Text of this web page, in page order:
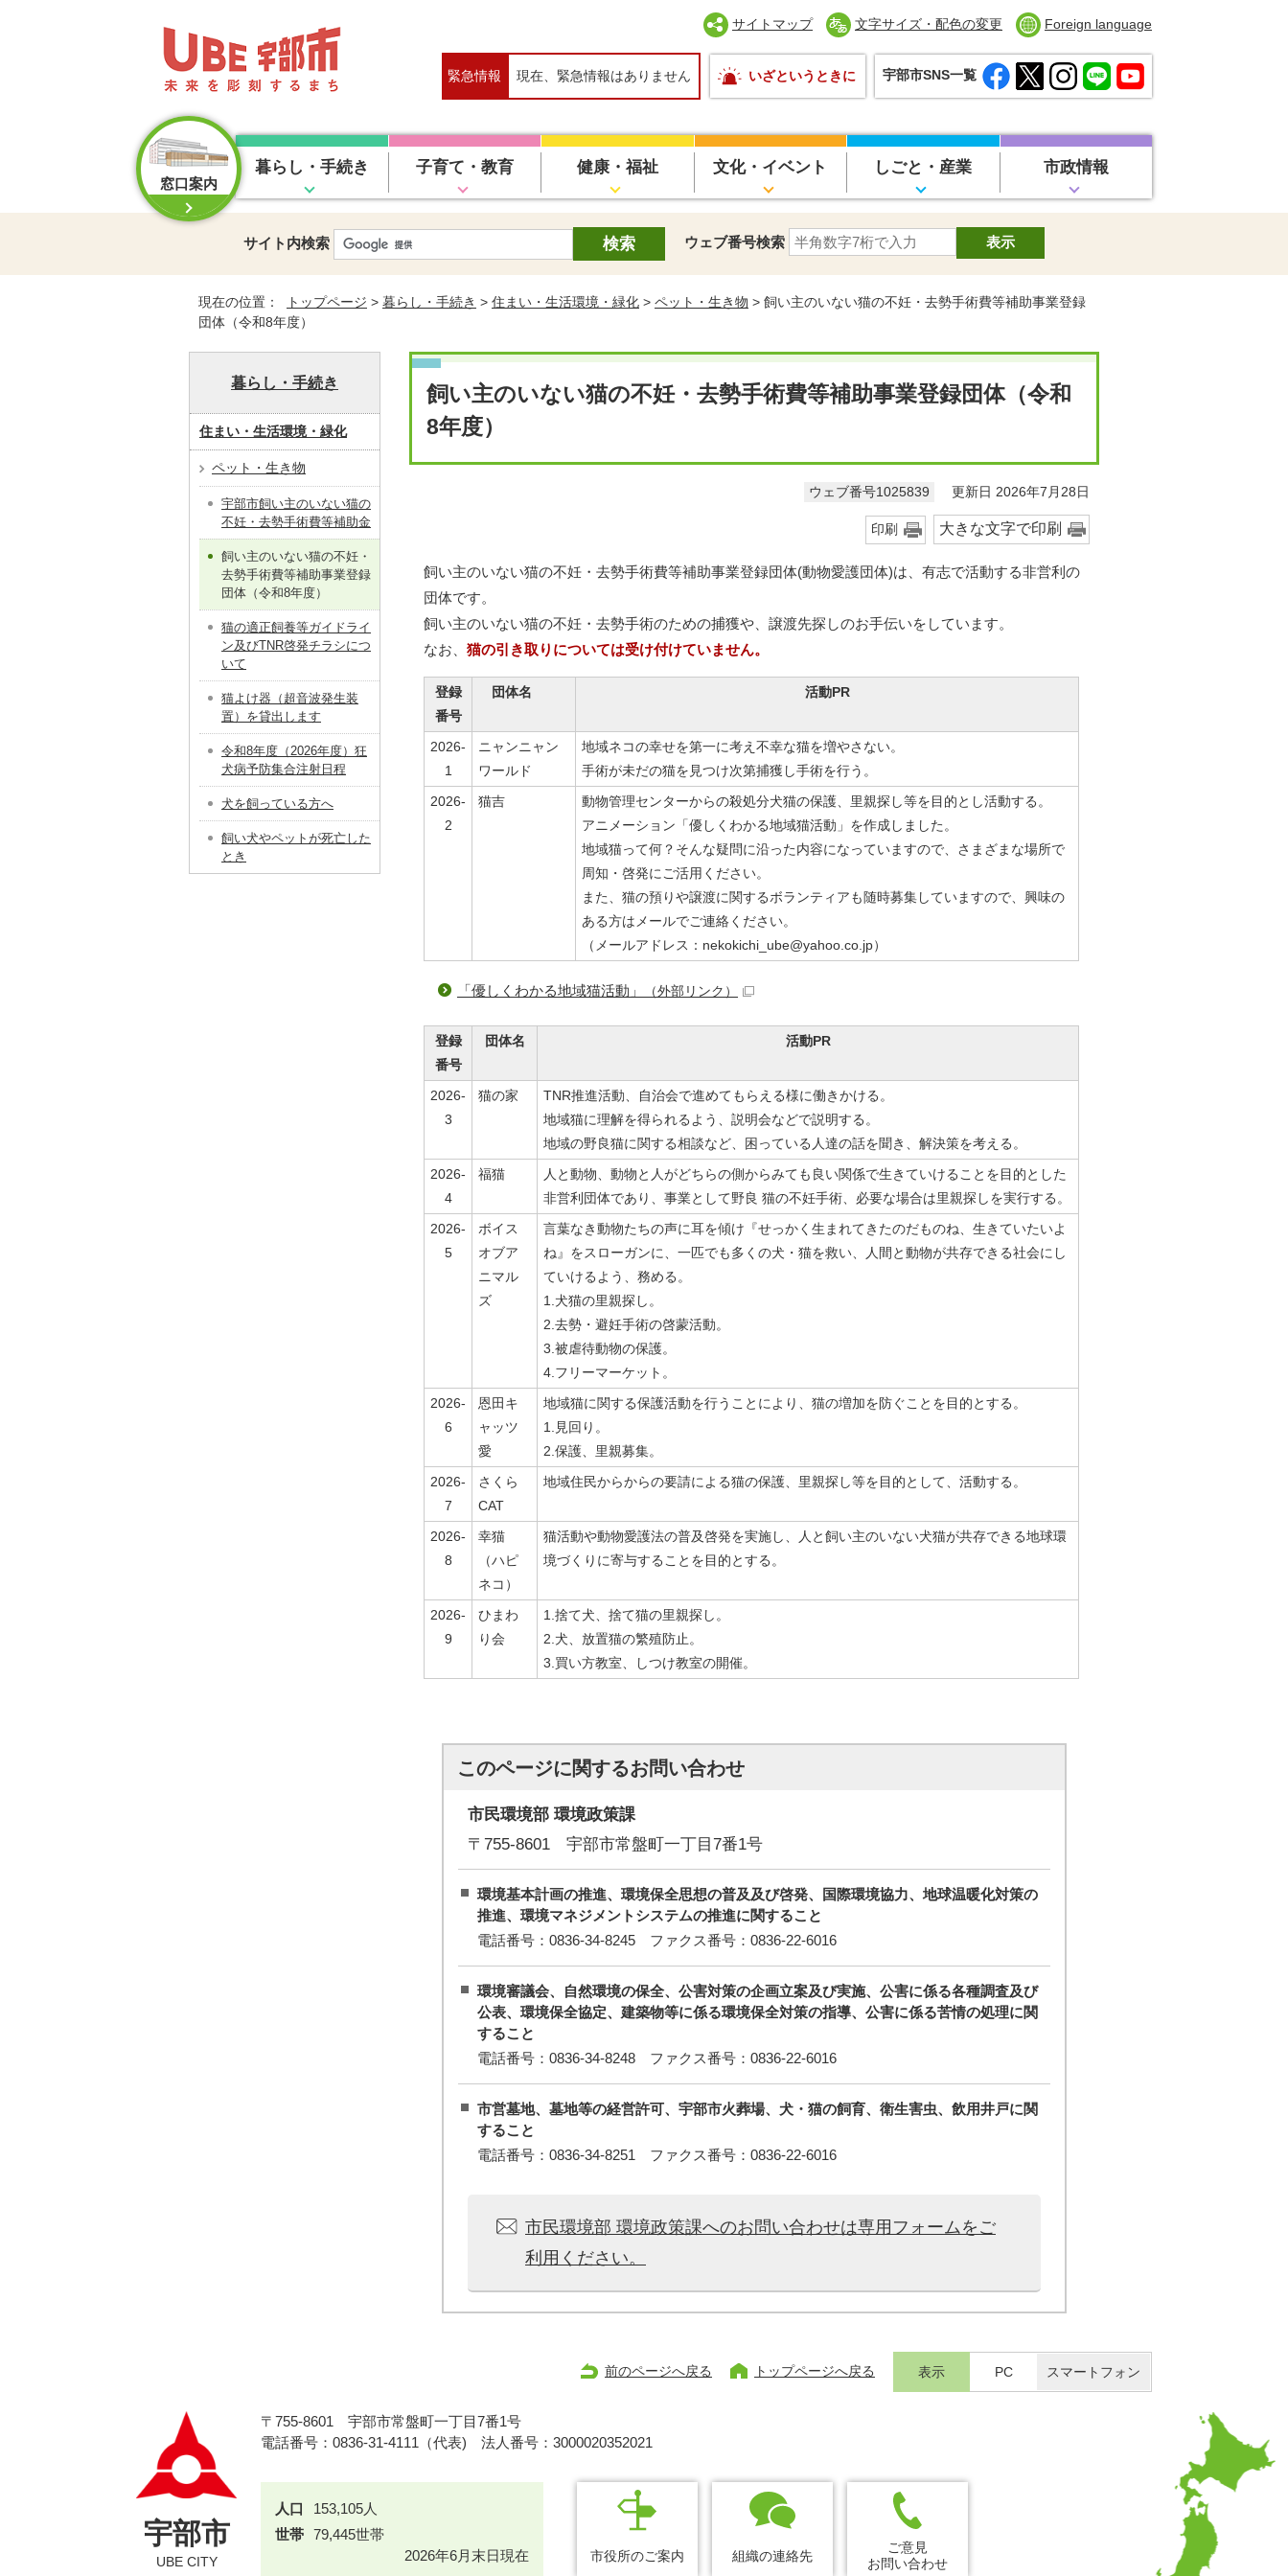
サイトマップ 文字サイズ・配色の変更 Foreign language
緊急情報 現在、緊急情報はありません いざというときに 宇部市SNS一覧
窓口案内
暮らし・手続き 子育て・教育 健康・福祉 文化・イベント しごと・産業 市政情報
サイト内検索 ウェブ番号検索
現在の位置： トップページ > 暮らし・手続き > 住まい・生活環境・緑化 > ペット・生き物 > 飼い主のいない猫の不妊・去勢手術費等補助事業登録
団体（令和8年度）
飼い主のいない猫の不妊・去勢手術費等補助事業登録団体（令和
8年度）
ウェブ番号1025839 更新日 2026年7月28日
印刷 大きな文字で印刷
飼い主のいない猫の不妊・去勢手術費等補助事業登録団体(動物愛護団体)は、有志で活動する非営利の
団体です。
飼い主のいない猫の不妊・去勢手術のための捕獲や、譲渡先探しのお手伝いをしています。
なお、 猫の引き取りについては受け付けていません。
登録
番号
団体名 活動PR
2026-
1
ニャンニャン
ワールド
地域ネコの幸せを第一に考え不幸な猫を増やさない。
手術が未だの猫を見つけ次第捕獲し手術を行う。
2026-
2
猫吉
動物管理センターからの殺処分犬猫の保護、里親探し等を目的とし活動する。
アニメーション「優しくわかる地域猫活動」を作成しました。
地域猫って何？そんな疑問に沿った内容になっていますので、さまざまな場所で
周知・啓発にご活用ください。
また、猫の預りや譲渡に関するボランティアも随時募集していますので、興味の
ある方はメールでご連絡ください。
（メールアドレス：nekokichi_ube@yahoo.co.jp）
「優しくわかる地域猫活動」 （外部リンク）
登録
番号
団体名 活動PR
2026-
3
猫の家
TNR推進活動、⾃治会で進めてもらえる様に働きかける。
地域猫に理解を得られるよう、説明会などで説明する。
地域の野良猫に関する相談など、困っている⼈達の話を聞き、解決策を考える。
2026-
4
福猫
⼈と動物、動物と⼈がどちらの側からみても良い関係で⽣きていけることを⽬的とした
⾮営利団体であり、事業として野良 猫の不妊⼿術、必要な場合は⾥親探しを実⾏する。
2026-
5
ボイス
オブア
ニマル
ズ
言葉なき動物たちの声に耳を傾け『せっかく生まれてきたのだものね、生きていたいよ
ね』をスローガンに、一匹でも多くの犬・猫を救い、人間と動物が共存できる社会にし
ていけるよう、務める。
1.犬猫の里親探し。
2.去勢・避妊手術の啓蒙活動。
3.被虐待動物の保護。
4.フリーマーケット。
2026-
6
恩田キ
ャッツ
愛
地域猫に関する保護活動を行うことにより、猫の増加を防ぐことを目的とする。
1.見回り。
2.保護、里親募集。
2026-
7
さくら
CAT
地域住民からからの要請による猫の保護、里親探し等を目的として、活動する。
2026-
8
幸猫
（ハピ
ネコ）
猫活動や動物愛護法の普及啓発を実施し、人と飼い主のいない犬猫が共存できる地球環
境づくりに寄与することを目的とする。
2026-
9
ひまわ
り会
1.捨て犬、捨て猫の里親探し。
2.犬、放置猫の繁殖防止。
3.買い方教室、しつけ教室の開催。
このページに関するお問い合わせ
市民環境部 環境政策課
〒755-8601 宇部市常盤町一丁目7番1号
環境基本計画の推進、環境保全思想の普及及び啓発、国際環境協力、地球温暖化対策の
推進、環境マネジメントシステムの推進に関すること
電話番号：0836-34-8245 ファクス番号：0836-22-6016
環境審議会、自然環境の保全、公害対策の企画立案及び実施、公害に係る各種調査及び
公表、環境保全協定、建築物等に係る環境保全対策の指導、公害に係る苦情の処理に関
すること
電話番号：0836-34-8248 ファクス番号：0836-22-6016
市営墓地、墓地等の経営許可、宇部市火葬場、犬・猫の飼育、衛生害虫、飲用井戸に関
すること
電話番号：0836-34-8251 ファクス番号：0836-22-6016
市民環境部 環境政策課へのお問い合わせは専用フォームをご
利用ください。
暮らし・手続き
住まい・生活環境・緑化
ペット・生き物
宇部市飼い主のいない猫の
不妊・去勢手術費等補助金
飼い主のいない猫の不妊・
去勢手術費等補助事業登録
団体（令和8年度）
猫の適正飼養等ガイドライ
ン及びTNR啓発チラシにつ
いて
猫よけ器（超音波発生装
置）を貸出します
令和8年度（2026年度）狂
犬病予防集合注射日程
犬を飼っている方へ
飼い犬やペットが死亡した
とき
前のページへ戻る トップページへ戻る 表示 PC スマートフォン
宇部市
UBE CITY
〒755-8601 宇部市常盤町一丁目7番1号
電話番号：0836-31-4111（代表) 法人番号：3000020352021
人口
153,105人
世帯 79,445世帯
2026年6月末日現在
市役所のご案内 組織の連絡先
ご意見
お問い合わせ